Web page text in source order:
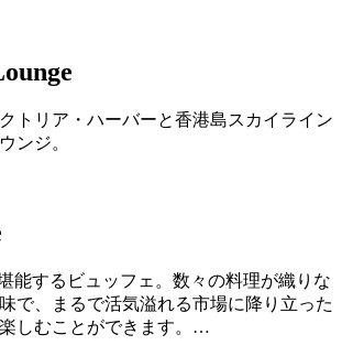
トリア・ハーバーと香港島スカイライン
ンジ。
堪能するビュッフェ。数々の料理が織りな
で、まるで活気溢れる市場に降り立った
しむことができます。…